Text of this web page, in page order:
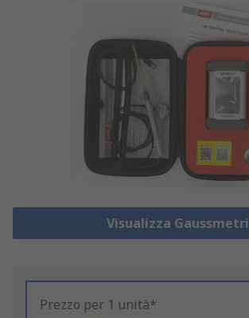
Visualizza Gaussmetri
Prezzo per 1 unità*